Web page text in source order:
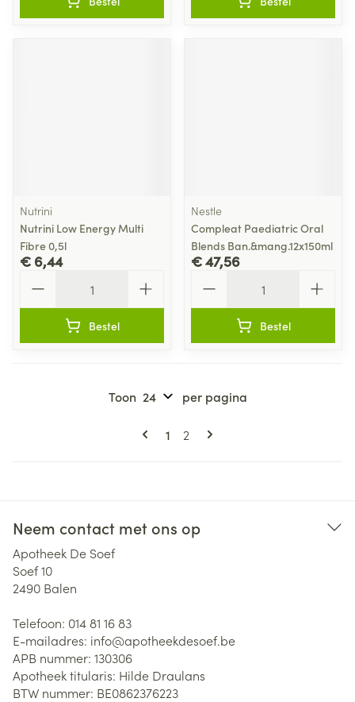
Nutrini
Nutrini Low Energy Multi
Fibre 0,5l
€ 6,44
Bestel
Nestle
Compleat Paediatric Oral
Blends Ban.&mang.12x150ml
€ 47,56
Bestel
Pagina's
U lees momenteel pagina
1 Pagina
2
Toon per pagina
Neem contact met ons op
Apotheek De Soef
Soef 10
2490 Balen
Telefoon: 014 81 16 83
E-mailadres: info@apotheekdesoef.be
APB nummer: 130306
Apotheek titularis: Hilde Draulans
BTW nummer: BE0862376223